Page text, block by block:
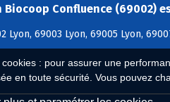
: pour assurer une
en toute sécurité. Vous pouvez
Confluence (69002)
Lyon, 69003 Lyon, 69005 Lyon,